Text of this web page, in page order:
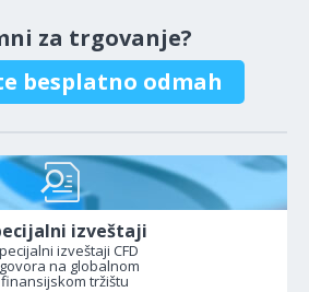
za trgovanje?
besplatno odmah
izveštaji
izveštaji CFD
na globalnom
finansijskom tržištu